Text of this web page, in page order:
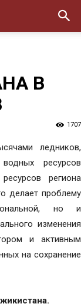
В
1707
ледников,
ресурсов
региона
делает проблему
но и
изменения
и активным
на сохранение